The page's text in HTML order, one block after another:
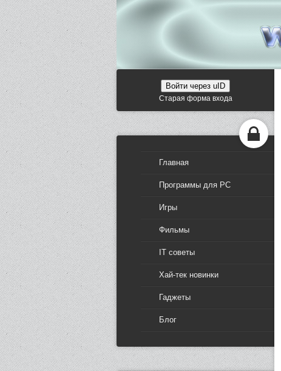
Войти через uID
Старая форма входа
Главная
Программы для PC
Игры
Фильмы
IT советы
Хай-тек новинки
Гаджеты
Блог